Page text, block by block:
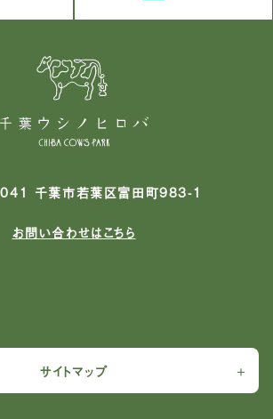
千葉市若葉区富田町983-1
お問い合わせはこちら
サイトマップ